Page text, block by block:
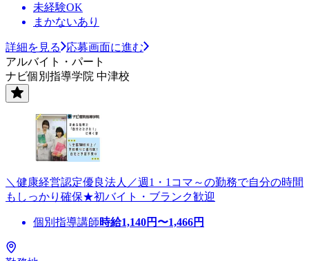
未経験OK
まかないあり
詳細を見る
応募画面に進む
アルバイト・パート
ナビ個別指導学院 中津校
＼健康経営認定優良法人／週1・1コマ～の勤務で自分の時間
もしっかり確保★初バイト・ブランク歓迎
個別指導講師時給1,140円〜1,466円